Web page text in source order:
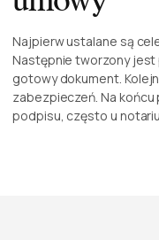
Najpierw ustalane są
Następnie tworzony jest
gotowy dokument.
zabezpieczeń. Na
podpisu, często u